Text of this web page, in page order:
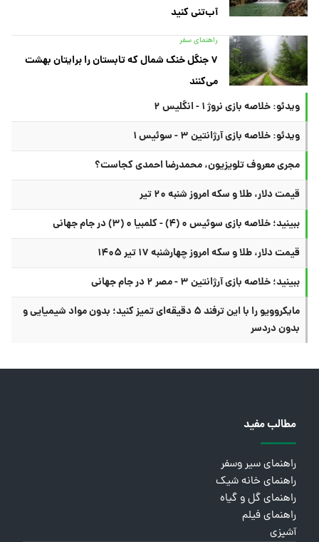
آب‌تنی کنید
راهنمای سفر
۷ جنگل خنک شمال که تابستان را برایتان بهشت
می‌کنند
ویدئو: خلاصه بازی نروژ ۱ - انگلیس ۲
ویدئو: خلاصه بازی آرژانتین ۳ - سوئیس ۱
مجری معروف تلویزیون، محمدرضا احمدی کجاست؟
قیمت دلار، طلا و سکه امروز شنبه ۲۰ تیر
ببینید؛ خلاصه بازی سوئیس ۰ (۴) - کلمبیا ۰ (۳) در جام جهانی
قیمت دلار، طلا و سکه امروز چهارشنبه ۱۷ تیر ۱۴۰۵
ببینید؛ خلاصه بازی آرژانتین ۳ - مصر ۲ در جام جهانی
مایکروویو را با این ترفند ۵ دقیقه‌ای تمیز کنید؛ بدون مواد شیمیایی و
بدون دردسر
مطالب مفید
راهنمای سیر وسفر
راهنمای خانه شیک
راهنمای گل و گیاه
راهنمای فیلم
آشپزی